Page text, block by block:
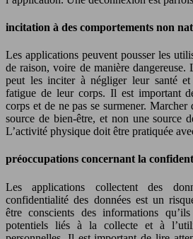
incitation à des comportements non
Les applications peuvent pousser les
de raison, voire de manière dangereuse.
peut les inciter à négliger leur santé
fatigue de leur corps. Il est important
corps et de ne pas se surmener.
source de bien-être, et non une source
L’activité physique doit être pratiquée
préoccupations concernant la
Les applications collectent des
confidentialité des données est un
être conscients des informations
potentiels liés à la collecte et à